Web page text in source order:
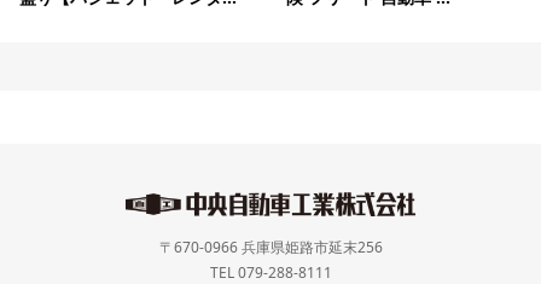
〒670-0966 兵庫県姫路市延末256
TEL 079-288-8111